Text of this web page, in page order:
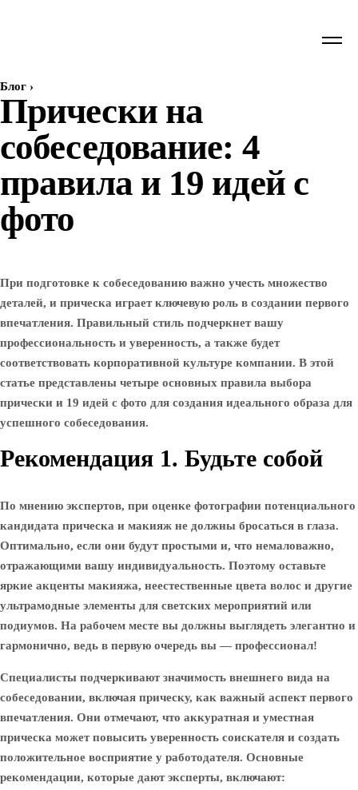
Блог ›
Прически на
собеседование: 4
правила и 19 идей с
фото
При подготовке к собеседованию важно учесть множество
деталей, и прическа играет ключевую роль в создании первого
впечатления. Правильный стиль подчеркнет вашу
профессиональность и уверенность, а также будет
соответствовать корпоративной культуре компании. В этой
статье представлены четыре основных правила выбора
прически и 19 идей с фото для создания идеального образа для
успешного собеседования.
Рекомендация 1. Будьте собой
По мнению экспертов, при оценке фотографии потенциального
кандидата прическа и макияж не должны бросаться в глаза.
Оптимально, если они будут простыми и, что немаловажно,
отражающими вашу индивидуальность. Поэтому оставьте
яркие акценты макияжа, неестественные цвета волос и другие
ультрамодные элементы для светских мероприятий или
подиумов. На рабочем месте вы должны выглядеть элегантно и
гармонично, ведь в первую очередь вы — профессионал!
Специалисты подчеркивают значимость внешнего вида на
собеседовании, включая прическу, как важный аспект первого
впечатления. Они отмечают, что аккуратная и уместная
прическа может повысить уверенность соискателя и создать
положительное восприятие у работодателя. Основные
рекомендации, которые дают эксперты, включают: